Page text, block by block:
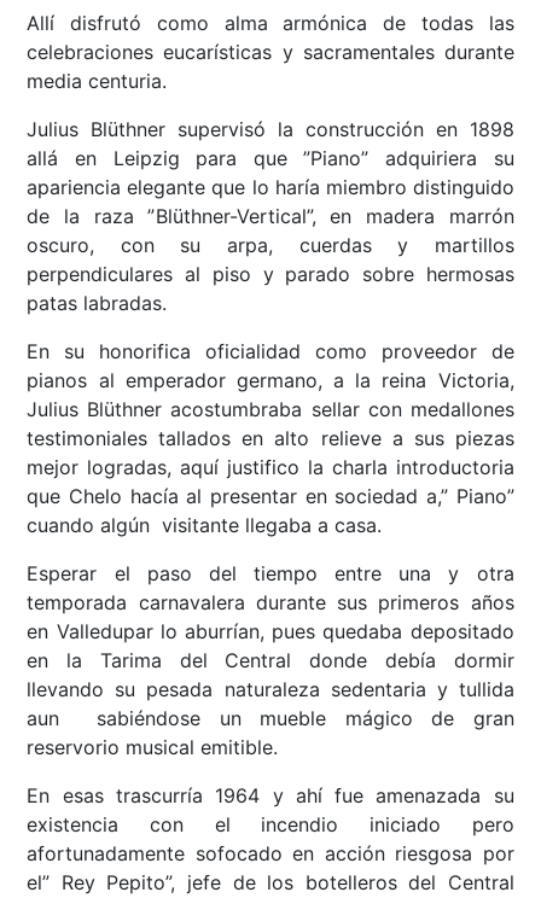
Allí disfrutó como alma armónica de todas las
celebraciones eucarísticas y sacramentales durante
media centuria.
Julius Blüthner supervisó la construcción en 1898
allá en Leipzig para que ”Piano” adquiriera su
apariencia elegante que lo haría miembro distinguido
de la raza ”Blüthner-Vertical”, en madera marrón
oscuro, con su arpa, cuerdas y martillos
perpendiculares al piso y parado sobre hermosas
patas labradas.
En su honorifica oficialidad como proveedor de
pianos al emperador germano, a la reina Victoria,
Julius Blüthner acostumbraba sellar con medallones
testimoniales tallados en alto relieve a sus piezas
mejor logradas, aquí justifico la charla introductoria
que Chelo hacía al presentar en sociedad a,” Piano”
cuando algún visitante llegaba a casa.
Esperar el paso del tiempo entre una y otra
temporada carnavalera durante sus primeros años
en Valledupar lo aburrían, pues quedaba depositado
en la Tarima del Central donde debía dormir
llevando su pesada naturaleza sedentaria y tullida
aun sabiéndose un mueble mágico de gran
reservorio musical emitible.
En esas trascurría 1964 y ahí fue amenazada su
existencia con el incendio iniciado pero
afortunadamente sofocado en acción riesgosa por
el” Rey Pepito”, jefe de los botelleros del Central